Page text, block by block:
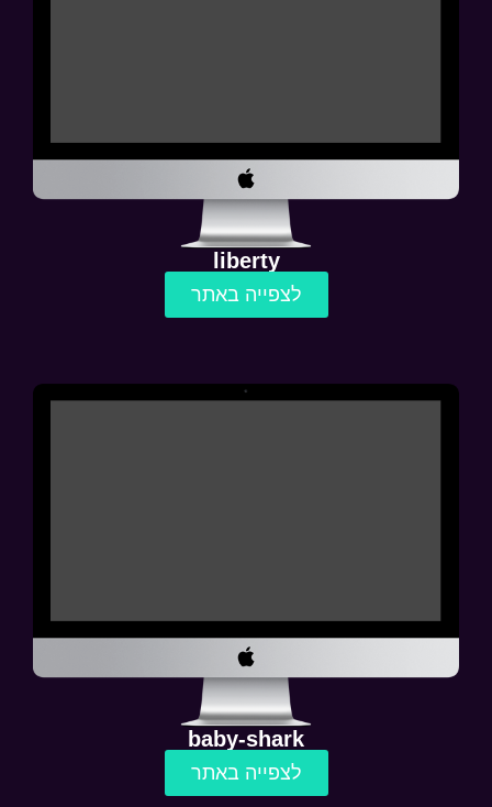
liberty
לצפייה באתר
baby-shark
לצפייה באתר